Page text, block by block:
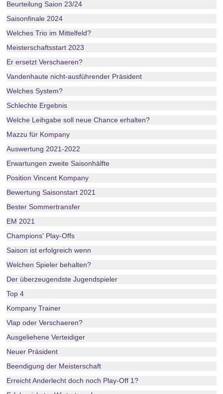
Beurteilung Saion 23/24
Saisonfinale 2024
Welches Trio im Mittelfeld?
Meisterschaftsstart 2023
Er ersetzt Verschaeren?
Vandenhaute nicht-ausführender Präsident
Welches System?
Schlechte Ergebnis
Welche Leihgabe soll neue Chance erhalten?
Mazzu für Kompany
Auswertung 2021-2022
Erwartungen zweite Saisonhälfte
Position Vincent Kompany
Bewertung Saisonstart 2021
Bester Sommertransfer
EM 2021
Champions' Play-Offs
Saison ist erfolgreich wenn
Welchen Spieler behalten?
Der überzeugendste Jugendspieler
Top 4
Kompany Trainer
Vlap oder Verschaeren?
Ausgeliehene Verteidiger
Neuer Präsident
Beendigung der Meisterschaft
Erreicht Anderlecht doch noch Play-Off 1?